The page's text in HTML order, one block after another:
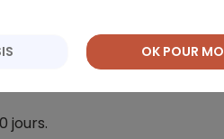
jours.
OK POUR